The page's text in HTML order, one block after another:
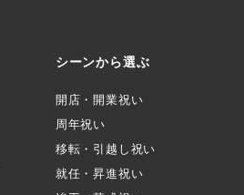
シーンから選ぶ
開店・開業祝い
周年祝い
移転・引越し祝い
就任・昇進祝い